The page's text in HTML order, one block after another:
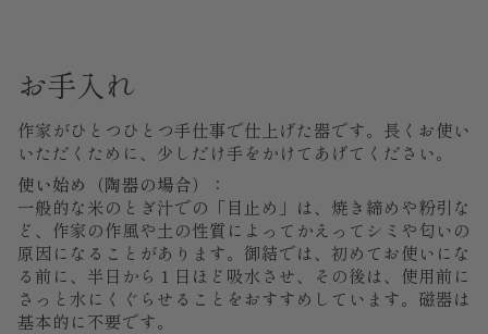
お手入れ
作家がひとつひとつ手仕事で仕上げた器です。長くお使い
いただくために、少しだけ手をかけてあげてください。
使い始め（陶器の場合）：
一般的な米のとぎ汁での「目止め」は、焼き締めや粉引な
ど、作家の作風や土の性質によってかえってシミや匂いの
原因になることがあります。御結では、初めてお使いにな
る前に、半日から１日ほど吸水させ、その後は、使用前に
さっと水にくぐらせることをおすすめしています。磁器は
基本的に不要です。